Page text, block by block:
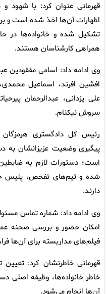
قهرمانی عنوان کرد: با
تشکیل شده و خانواده‌ها در
همراهی کارشناسان هستند.
وی ادامه داد: اسامی مفقودین
افشین افرند، اسماعیل
علی یزدانی، عبدالرحمان
سروش نیکنام.
رئیس کل دادگستری هرمزگان
پیگیری وضعیت عزیزانشان به
است؛ دستورات لازم به
شده و تیم‌های تفحص، پلیس
دارند.
وی ادامه داد: شماره تماس
امکان حضور و بررسی صحنه
فیلم‌های مداربسته برای آن‌ها
قهرمانی خاطرنشان کرد:
خاطر خانواده‌ها، وظیفه اصلی
آن‌ها انجام می‌شود.